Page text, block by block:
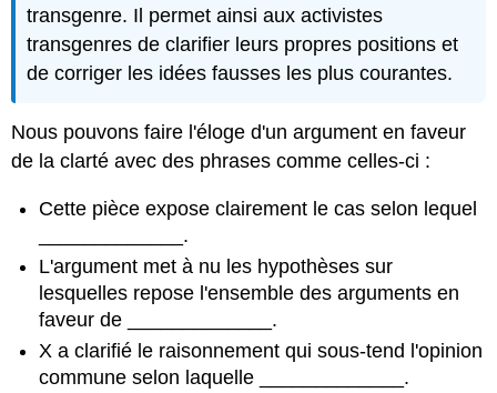
transgenre. Il permet ainsi aux activistes
transgenres de clarifier leurs propres positions et
de corriger les idées fausses les plus courantes.
Nous pouvons faire l'éloge d'un argument en faveur
de la clarté avec des phrases comme celles-ci :
Cette pièce expose clairement le cas selon lequel
_____________.
L'argument met à nu les hypothèses sur
lesquelles repose l'ensemble des arguments en
faveur de _____________.
X a clarifié le raisonnement qui sous-tend l'opinion
commune selon laquelle _____________.